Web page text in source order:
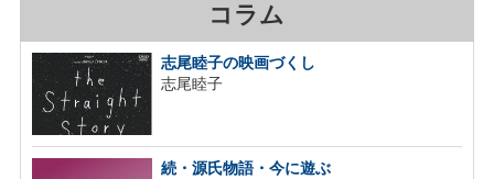
コラム
志尾睦子の映画づくし
志尾睦子
続・源氏物語・今に遊ぶ